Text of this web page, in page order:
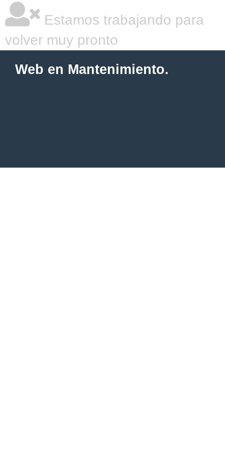
Estamos trabajando para
volver muy pronto
Web en Mantenimiento.